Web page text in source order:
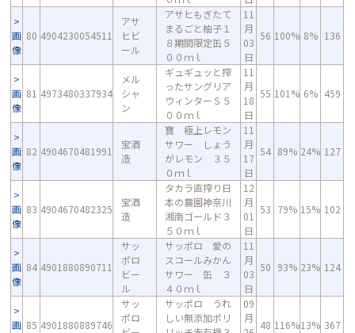
画
像
80 4904230054511
アサ
ヒビ
ール
アサヒもぎたて
まるごと柚子１
８期間限定缶５
００ｍｌ
11
月
03
日
56 100% 8% 136
画
像
81 4973480337934
メル
シャ
ン
ギュギュッと搾
ったサングリア
ウィンターＳ５
００ｍｌ
11
月
18
日
55 101% 6% 459
画
像
82 4904670481991
宝酒
造
寶 極上レモン
サワー しょう
がレモン ３５
０ｍｌ
11
月
17
日
54 89% 24% 127
画
像
83 4904670482325
宝酒
造
タカラ直搾り日
本の農園神奈川
湘南ゴールド３
５０ｍｌ
12
月
01
日
53 79% 15% 102
画
像
84 4901880890711
サッ
ポロ
ビー
ル
サッポロ 愛の
スコールみかん
サワー 缶 ３
４０ｍｌ
11
月
03
日
50 93% 23% 124
画 85 4901880889746
サッ
ポロ
サッポロ うれ
しい無添加ポリ
09
月
48 116%13% 367